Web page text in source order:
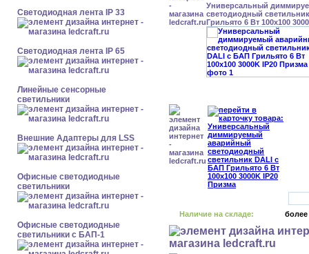
Светодиодная лента IP 33
Светодиодная лента IP 65
Линейные сенсорные
светильники
Внешние Адаптеры для LSS
Офисные светодиодные
светильники
Офисные светодиодные
светильники с БАП-1
Универсальный
светодиодный
Грильято 6 Вт 100x100
Наличие на складе: более